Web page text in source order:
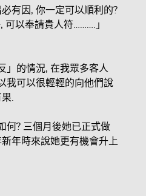
有因, 你一定可以順利的?
可以奉請貴人符……….」
」的情況, 在我眾多客人
我可以很輕輕的向他們說
.
何? 三個月後她已正式做
新年時來說她更有機會升上